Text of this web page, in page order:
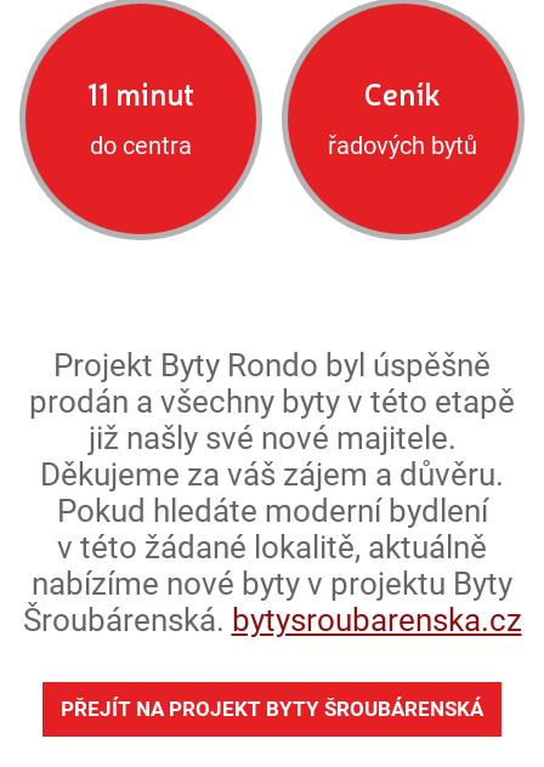
11 minut
do centra
Ceník
řadových bytů
Projekt Byty Rondo byl úspěšně
prodán a všechny byty v této etapě
již našly své nové majitele.
Děkujeme za váš zájem a důvěru.
Pokud hledáte moderní bydlení
v této žádané lokalitě, aktuálně
nabízíme nové byty v projektu Byty
Šroubárenská. bytysroubaren­ska.cz
PŘEJÍT NA PROJEKT BYTY ŠROUBÁRENSKÁ